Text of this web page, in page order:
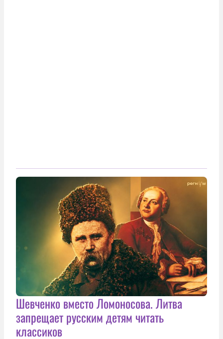
Шевченко вместо Ломоносова. Литва
запрещает русским детям читать
классиков